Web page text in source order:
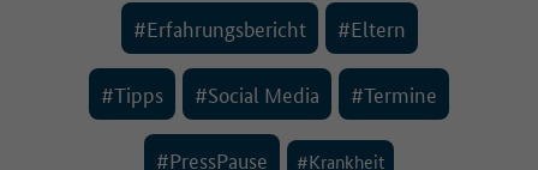
#Erfahrungsbericht #Eltern
#Tipps #Social Media #Termine
#PressPause #Krankheit